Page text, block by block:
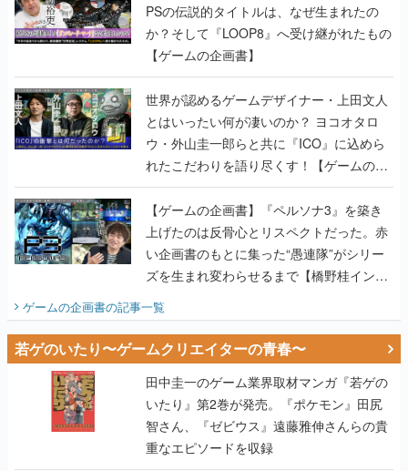
PSの伝説的タイトルは、なぜ生まれたの
か？そして『LOOP8』へ受け継がれたもの
【ゲームの企画書】
世界が認めるゲームデザイナー・上田文人
とはいったい何が凄いのか？ ヨコオタロ
ウ・外山圭一郎らと共に『ICO』に込めら
れたこだわりを語り尽くす！【ゲームの企
画書】
【ゲームの企画書】『ペルソナ3』を築き
上げたのは反骨心とリスペクトだった。赤
い企画書のもとに集った“愚連隊”がシリー
ズを生まれ変わらせるまで【橋野桂インタ
ゲームの企画書の記事一覧
若ゲのいたり〜ゲームクリエイターの青春〜
田中圭一のゲーム業界取材マンガ『若ゲの
いたり』第2巻が発売。『ポケモン』田尻
智さん、『ゼビウス』遠藤雅伸さんらの貴
重なエピソードを収録